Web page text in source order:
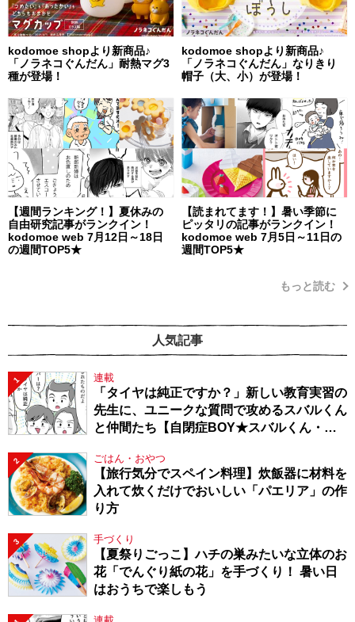
kodomoe shopより新商品♪
「ノラネコぐんだん」耐熱マグ3
種が登場！
kodomoe shopより新商品♪
「ノラネコぐんだん」なりきり
帽子（大、小）が登場！
【週間ランキング！】夏休みの
自由研究記事がランクイン！
kodomoe web 7月12日～18日
の週間TOP5★
【読まれてます！】暑い季節に
ピッタリの記事がランクイン！
kodomoe web 7月5日～11日の
週間TOP5★
もっと読む
人気記事
1 連載
「タイヤは純正ですか？」新しい教育実習の
先生に、ユニークな質問で攻めるスバルくん
と仲間たち【自閉症BOY★スバルくん・
2 ごはん・おやつ
【旅行気分でスペイン料理】炊飯器に材料を
入れて炊くだけでおいしい「パエリア」の作
り方
3 手づくり
【夏祭りごっこ】ハチの巣みたいな立体のお
花「でんぐり紙の花」を手づくり！ 暑い日
はおうちで楽しもう